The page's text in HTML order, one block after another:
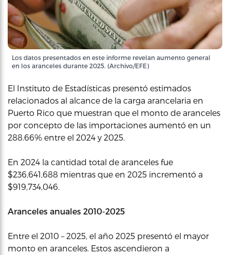
Los datos presentados en este informe revelan aumento general
en los aranceles durante 2025. (Archivo/EFE)
El Instituto de Estadísticas presentó estimados
relacionados al alcance de la carga arancelaria en
Puerto Rico que muestran que el monto de aranceles
por concepto de las importaciones aumentó en un
288.66% entre el 2024 y 2025.
En 2024 la cantidad total de aranceles fue
$236,641,688 mientras que en 2025 incrementó a
$919,734,046.
Aranceles anuales 2010-2025
Entre el 2010 – 2025, el año 2025 presentó el mayor
monto en aranceles. Estos ascendieron a